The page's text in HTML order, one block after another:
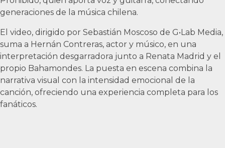
generaciones de la música chilena.
El video, dirigido por Sebastián Moscoso de G•Lab Media,
suma a Hernán Contreras, actor y músico, en una
interpretación desgarradora junto a Renata Madrid y el
propio Bahamondes. La puesta en escena combina la
narrativa visual con la intensidad emocional de la
canción, ofreciendo una experiencia completa para los
fanáticos.